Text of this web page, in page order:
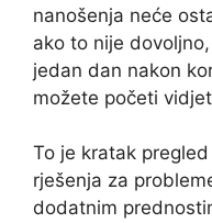
nanošenja neće
ako to nije
jedan dan nakon
možete početi
To je kratak
rješenja za
dodatnim